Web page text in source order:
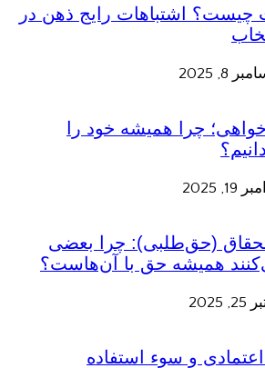
اشتباهات رایج ذهن در
8, 2025
چرا همیشه خود را
2025
(حق‌طلبی): چرا بعضی
همیشه حق با آن‌هاست؟
2025
و سوء استفاده